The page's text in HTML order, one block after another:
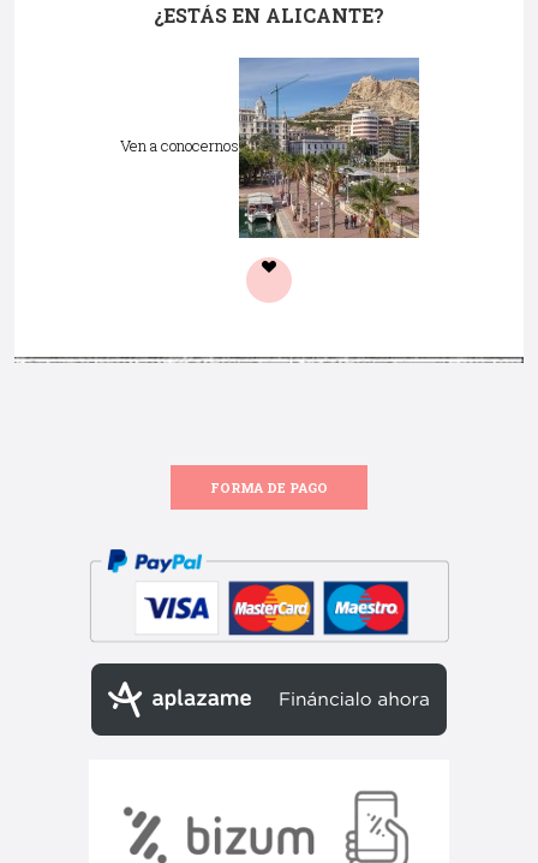
¿ESTÁS EN ALICANTE?
Ven a conocernos
FORMA DE PAGO